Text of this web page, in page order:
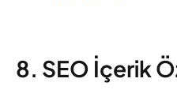
8. SEO İçerik